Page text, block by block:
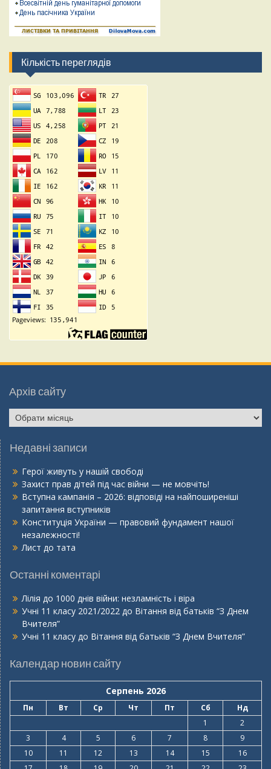
Кількість переглядів
Архів сайту
Архів
сайту
Недавні записи
Герої живуть у нашій свободі
Захист прав дітей під час війни — не мовчіть!
Вступна кампанія – 2026: відповіді на найпоширеніші
запитання вступників
Конституція України — правовий фундамент нашої
незалежності!
Лист до тата
Останні коментарі
Лілія до 1000 днів війни: незламність і віра
Учні 11 класу 2021/2022 до Вітання від батьків “З Днем
Вчителя”
Учні 11 класу до Вітання від батьків “З Днем Вчителя”
Календар новин сайту
Серпень 2026
Пн Вт Ср Чт Пт Сб
Нд
1
2
3
4 5 6 7 8
9
10
11 12 13 14 15
16